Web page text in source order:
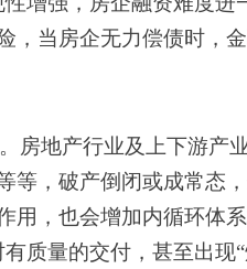
当房企无力偿债时，
房地产行业及上下游产
，破产倒闭或成常态
，也会增加内循环体系
质量的交付，甚至出现